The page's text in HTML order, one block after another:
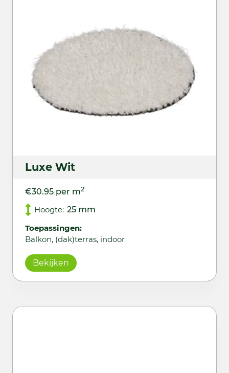
Luxe Wit
€30.95 per m2
Hoogte: 25 mm
Toepassingen:
Balkon, (dak)terras, indoor
Bekijken